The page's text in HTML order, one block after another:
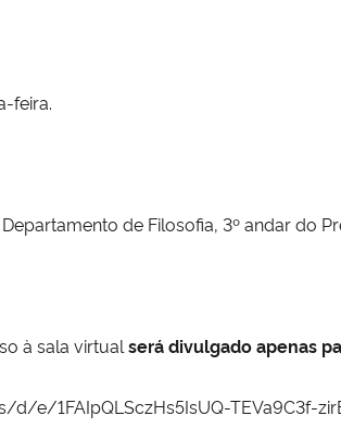
feira.
de Filosofia, 3º andar do
à sala virtual será divulgado apenas
e/1FAIpQLSczHs5IsUQ-TEVa9C3f-